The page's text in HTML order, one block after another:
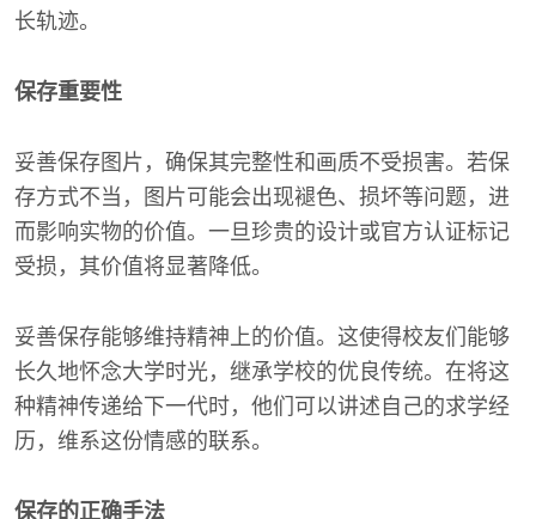
长轨迹。
保存重要性
妥善保存图片，确保其完整性和画质不受损害。若保
存方式不当，图片可能会出现褪色、损坏等问题，进
而影响实物的价值。一旦珍贵的设计或官方认证标记
受损，其价值将显著降低。
妥善保存能够维持精神上的价值。这使得校友们能够
长久地怀念大学时光，继承学校的优良传统。在将这
种精神传递给下一代时，他们可以讲述自己的求学经
历，维系这份情感的联系。
保存的正确手法